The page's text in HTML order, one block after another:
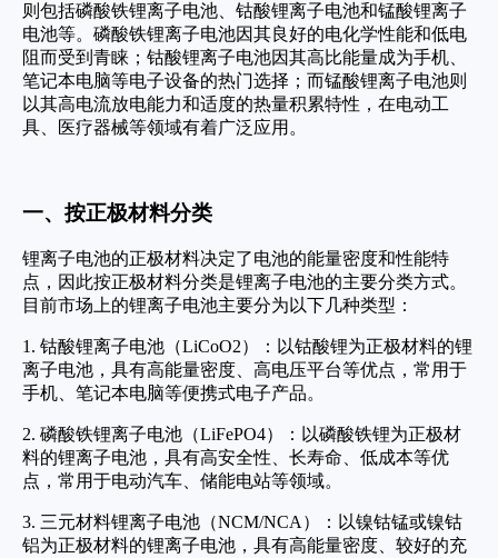
则包括磷酸铁锂离子电池、钴酸锂离子电池和锰酸锂离子
电池等。磷酸铁锂离子电池因其良好的电化学性能和低电
阻而受到青睐；钴酸锂离子电池因其高比能量成为手机、
笔记本电脑等电子设备的热门选择；而锰酸锂离子电池则
以其高电流放电能力和适度的热量积累特性，在电动工
具、医疗器械等领域有着广泛应用。
一、按正极材料分类
锂离子电池的正极材料决定了电池的能量密度和性能特
点，因此按正极材料分类是锂离子电池的主要分类方式。
目前市场上的锂离子电池主要分为以下几种类型：
1. 钴酸锂离子电池（LiCoO2）：以钴酸锂为正极材料的锂
离子电池，具有高能量密度、高电压平台等优点，常用于
手机、笔记本电脑等便携式电子产品。
2. 磷酸铁锂离子电池（LiFePO4）：以磷酸铁锂为正极材
料的锂离子电池，具有高安全性、长寿命、低成本等优
点，常用于电动汽车、储能电站等领域。
3. 三元材料锂离子电池（NCM/NCA）：以镍钴锰或镍钴
铝为正极材料的锂离子电池，具有高能量密度、较好的充